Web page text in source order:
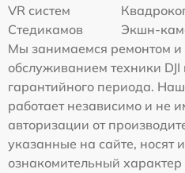
VR систем
Стедикамов
Экшн-
Мы занимаемся ремонтом и
обслуживанием техники DJI
гарантийного периода.
работает независимо и не
авторизации от
указанные на сайте, носят
ознакомительный